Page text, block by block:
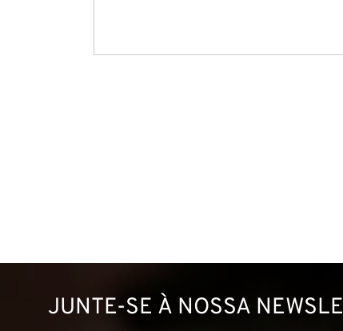
JUNTE-SE À NOSSA